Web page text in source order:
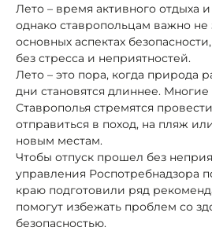
Лето – время активного отдыха
однако ставропольцам важно не
основных аспектах
без стресса и неприятностей.
Лето – это пора, когда природа
дни становятся длиннее.
Ставрополья стремятся
отправиться в поход, на пляж
новым местам.
Чтобы отпуск прошел без
управления Роспотребнадзора
краю подготовили ряд
помогут избежать проблем со
безопасностью.